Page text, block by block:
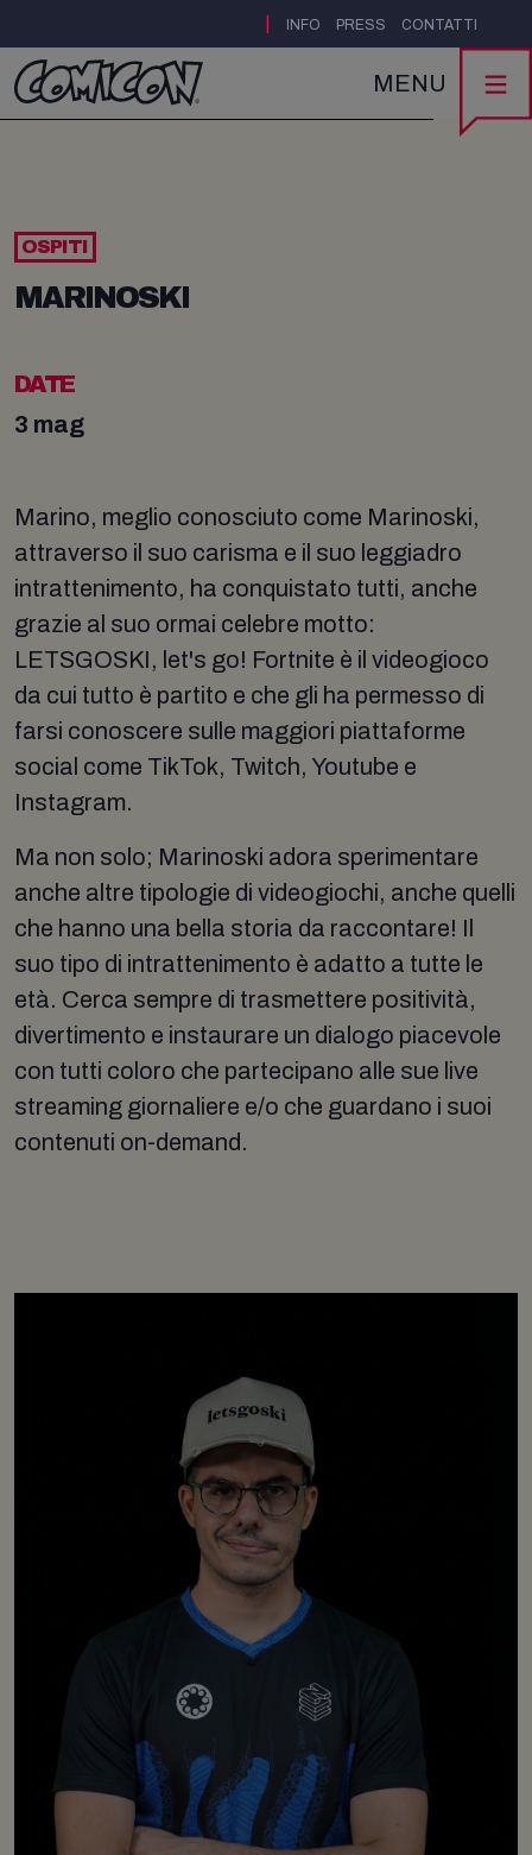
INFO PRESS CONTATTI
MENU
OSPITI
MARINOSKI
DATE
3 mag
Marino, meglio conosciuto come Marinoski,
attraverso il suo carisma e il suo leggiadro
intrattenimento, ha conquistato tutti, anche
grazie al suo ormai celebre motto:
LETSGOSKI, let's go! Fortnite è il videogioco
da cui tutto è partito e che gli ha permesso di
farsi conoscere sulle maggiori piattaforme
social come TikTok, Twitch, Youtube e
Instagram.
Ma non solo; Marinoski adora sperimentare
anche altre tipologie di videogiochi, anche quelli
che hanno una bella storia da raccontare! Il
suo tipo di intrattenimento è adatto a tutte le
età. Cerca sempre di trasmettere positività,
divertimento e instaurare un dialogo piacevole
con tutti coloro che partecipano alle sue live
streaming giornaliere e/o che guardano i suoi
contenuti on-demand.